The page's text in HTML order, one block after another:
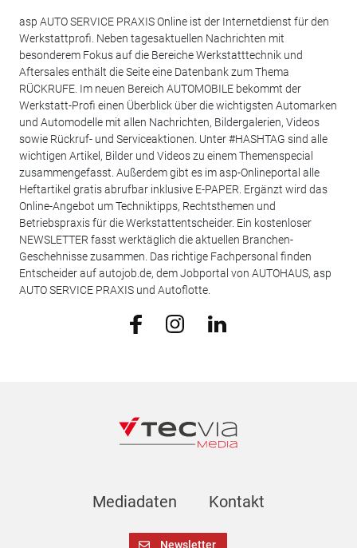
asp AUTO SERVICE PRAXIS Online ist der Internetdienst für den
Werkstattprofi. Neben tagesaktuellen Nachrichten mit
besonderem Fokus auf die Bereiche Werkstatttechnik und
Aftersales enthält die Seite eine Datenbank zum Thema
RÜCKRUFE. Im neuen Bereich AUTOMOBILE bekommt der
Werkstatt-Profi einen Überblick über die wichtigsten Automarken
und Automodelle mit allen Nachrichten, Bildergalerien, Videos
sowie Rückruf- und Serviceaktionen. Unter #HASHTAG sind alle
wichtigen Artikel, Bilder und Videos zu einem Themenspecial
zusammengefasst. Außerdem gibt es im asp-Onlineportal alle
Heftartikel gratis abrufbar inklusive E-PAPER. Ergänzt wird das
Online-Angebot um Techniktipps, Rechtsthemen und
Betriebspraxis für die Werkstattentscheider. Ein kostenloser
NEWSLETTER fasst werktäglich die aktuellen Branchen-
Geschehnisse zusammen. Das richtige Fachpersonal finden
Entscheider auf autojob.de, dem Jobportal von AUTOHAUS, asp
AUTO SERVICE PRAXIS und Autoflotte.
Mediadaten Kontakt
Newsletter